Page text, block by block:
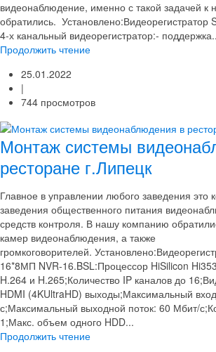
видеонаблюдение, именно с такой задачей к
обратились. Установлено:Видеорегистратор
4-х канальный видеорегистратор:-
Продолжить чтение
25.01.2022
|
744 просмотров
Монтаж системы
ресторане г.Липецк
Главное в управлении любого заведения это
заведения общественного питания
средств контроля. В нашу компанию
камер видеонаблюдения, а также
громкоговорителей.
16*8МП NVR-16.BSL:Процессор HiSilicon
H.264 и H.265;Количество IP каналов до
HDMI (4KUltraHD) выходы;Максимальный
с;Максимальный выходной поток: 60 Мбит/
1;Макс. объем одного HDD...
Продолжить чтение